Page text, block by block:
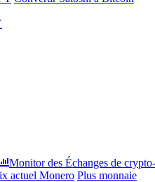
Monitor des Échanges de
actuel Monero Plus monnaie